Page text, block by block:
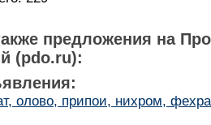
предложения на
(pdo.ru):
олово, припои, нихром,